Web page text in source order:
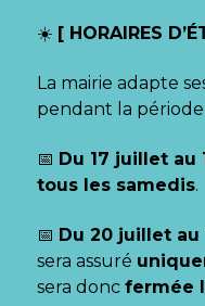
☀️ [ HORAIRES
La mairie adapte
pendant la période
📅 Du 17 juillet au
tous les samedis.
📅 Du 20 juillet au
sera assuré
sera donc fermée